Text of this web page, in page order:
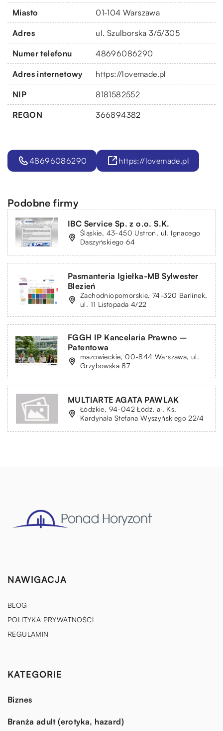
Miasto 01-104 Warszawa
Adres ul. Szulborska 3/5/305
Numer telefonu 48696086290
Adres internetowy https://lovemade.pl
NIP 8181582552
REGON 366894382
48696086290 https://lovemade.pl
Podobne firmy
IBC Service Sp. z o.o. S.K.
Śląskie, 43-450 Ustroń, ul. Ignacego
Daszyńskiego 64
Pasmanteria Igiełka-MB Sylwester
Blezień
Zachodniopomorskie, 74-320 Barlinek,
ul. 11 Listopada 4/22
FGGH IP Kancelaria Prawno –
Patentowa
mazowieckie, 00-844 Warszawa, ul.
Grzybowska 87
MULTIARTE AGATA PAWLAK
Łódzkie, 94-042 Łódź, al. Ks.
Kardynała Stefana Wyszyńskiego 22/4
NAWIGACJA
BLOG
POLITYKA PRYWATNOŚCI
REGULAMIN
KATEGORIE
Biznes
Branża adult (erotyka, hazard)